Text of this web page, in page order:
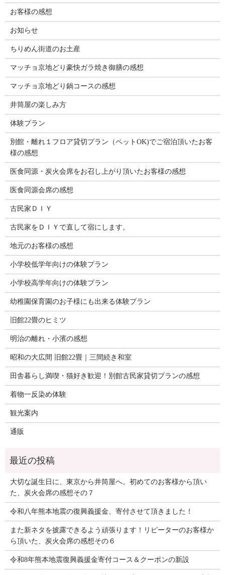
お客様の感想
お知らせ
ちりめん街道のお土産
マッチョ京地どり豪快ガラ焼き御膳の感想
マッチョ京地どり鍋コースの感想
井筒屋の楽しみ方
体験プラン
別館・離れ１フロア貸切プラン（ペットOK)でご宿泊頂いたお客
様の感想
医食同源・炭火会席をお召し上がり頂いたお客様の感想
医食同源会席の感想
古民家ＤＩＹ
古民家をＤＩＹで直して宿にします。
地元のお客様の感想
小学校低学年向けの体験プラン
小学校高学年向けの体験プラン
幼稚園保育園のお子様にも出来る体験プラン
旧館22畳のヒミツ
明治の離れ・小濱の感想
昭和の大広間 旧館22畳｜三間続き和室
田舎暮らし満喫・猫好き歓迎！別館古民家貸切プランの感想
着物一反染め体験
観光案内
通販
大切な誕生日に、東京から井筒屋へ。初めてのお客様から頂い
た、炭火会席の感想その７
令和八年熊本地震の復興義援金、寄付させて頂きました！
また新ネタを披露できるよう頑張ります！リピーターのお客様か
ら頂いた、炭火会席の感想その６
令和8年熊本地震復興義援金寄付コース＆クーポンの新設